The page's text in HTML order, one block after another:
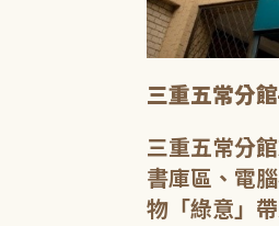
三重五常分
三重五常分
書庫區、電
物「綠意」